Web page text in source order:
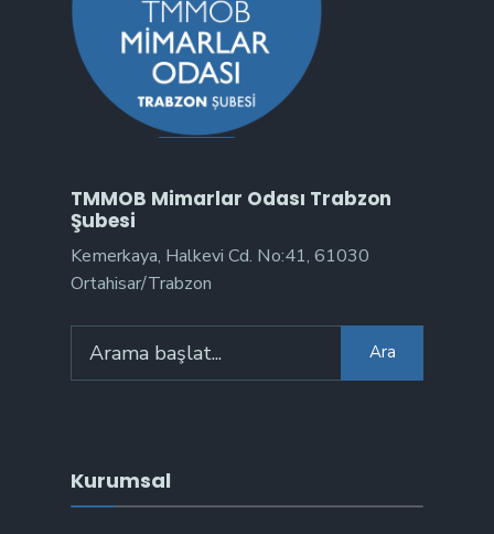
TMMOB Mimarlar Odası Trabzon
Şubesi
Kemerkaya, Halkevi Cd. No:41, 61030
Ortahisar/Trabzon
Ara
Kurumsal